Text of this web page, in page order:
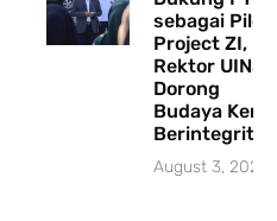
sebagai Pilot
Project ZI,
Rektor UINSI
Dorong
Budaya Kerja
Berintegritas
August 3, 2026